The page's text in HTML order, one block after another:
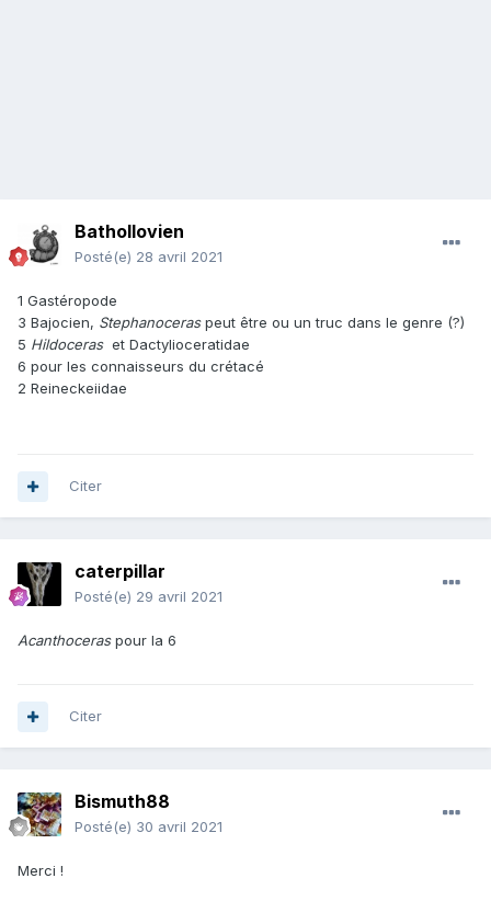
Bathollovien
Posté(e) 28 avril 2021
1 Gastéropode
3 Bajocien, Stephanoceraspeut être ou un truc dans le genre (?)
5 Hildoceras et Dactylioceratidae
6 pour les connaisseurs du crétacé
2 Reineckeiidae
Citer
caterpillar
Posté(e) 29 avril 2021
Acanthoceraspour la 6
Citer
Bismuth88
Posté(e) 30 avril 2021
Merci !